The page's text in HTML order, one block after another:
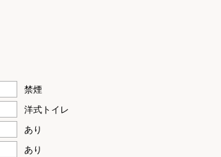
禁煙
洋式トイレ
あり
あり